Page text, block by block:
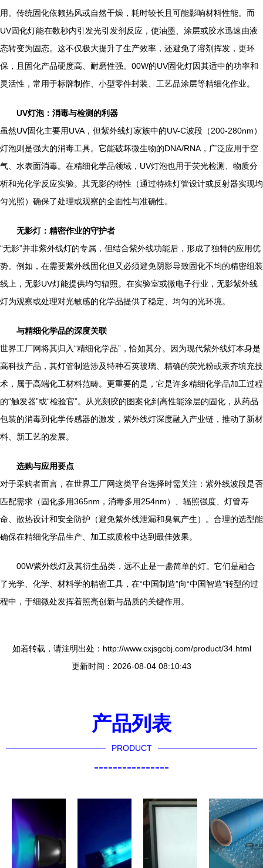
用。传统固化依赖热风或自然干燥，耗时较长且可能影响材料性能。而
UV固化灯能在数秒内引发光引发剂反应，使油墨、涂层或胶水迅速由液
态转变为固态。这不仅极大提升了生产效率，还避免了溶剂挥发，更环
保，且固化产品硬度高、耐磨性强。00W的UV固化灯因其适中的功率和
灵活性，常用于标牌制作、小型零件封装、工艺品涂层等精细化作业。
UV灯泡：消毒与检测的利器
虽然UV固化主要用UVA，但紫外线灯家族中的UV-C波段（200-280nm）
灯泡则是强大的消毒工具。它能破坏微生物的DNA/RNA，广泛应用于空
气、水表面消毒。在精细化学品领域，UV灯泡也用于荧光检测、物质分
析和光化学反应实验。其无影的特性（通过特殊灯管设计或反射器实现均
匀光照）确保了处理或观察的全面性与准确性。
无影灯：精密作业的守护者
“无影”并非紫外线灯的专属，但结合紫外线功能后，形成了独特的应用优
势。例如，在需要紫外线固化但又必须避免阴影导致固化不均的精密组装
线上，无影UV灯能提供均匀辐照。在实验室或微电子行业，无影紫外线
灯为观察或处理对光敏感的化学品提供了稳定、均匀的光环境。
与精细化学品的深度关联
世界工厂网将其归入“精细化学品”，恰如其分。因为现代紫外线灯本身是
高科技产品，其灯管制造涉及特种石英玻璃、精确的荧光粉或汞齐填充技
术，属于高端化工材料范畴。更重要的是，它是许多精细化学品加工过程
的“触发器”或“检验官”。从光刻胶的图案化到高性能涂层的固化，从药品
包装的消毒到化学传感器的激发，紫外线灯深度融入产业链，推动了新材
料、新工艺的发展。
选购与应用要点
对于采购者而言，在世界工厂网这类平台选择时需关注：紫外线波段是否
匹配需求（固化多用365nm，消毒多用254nm）、辐照强度、灯管寿
命、散热设计和安全防护（避免紫外线泄漏和臭氧产生）。合理的选型能
确保在精细化学品生产、加工或质检中达到最佳效果。
00W紫外线灯及其衍生品类，远不止是一盏简单的灯。它们是融合
了光学、化学、材料学的精密工具，在“中国制造”向“中国智造”转型的过
程中，于细微处发挥着照亮创新与品质的关键作用。
如若转载，请注明出处：http://www.cxjsgcbj.com/product/34.html
更新时间：2026-08-04 08:10:43
产品列表
PRODUCT
----------------